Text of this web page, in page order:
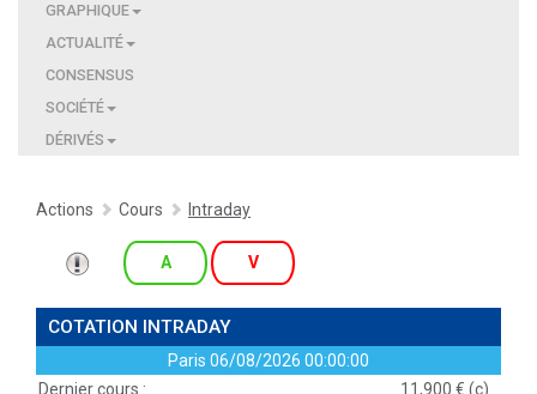
GRAPHIQUE
ACTUALITÉ
CONSENSUS
SOCIÉTÉ
DÉRIVÉS
Actions Cours Intraday
A V
COTATION INTRADAY
Paris 06/08/2026 00:00:00
Dernier cours :
11,900 € (c)